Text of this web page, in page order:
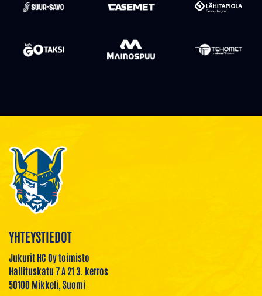
YHTEYSTIEDOT
Jukurit HC Oy toimisto
Hallituskatu 7 A 21 3. kerros
50100 Mikkeli, Suomi